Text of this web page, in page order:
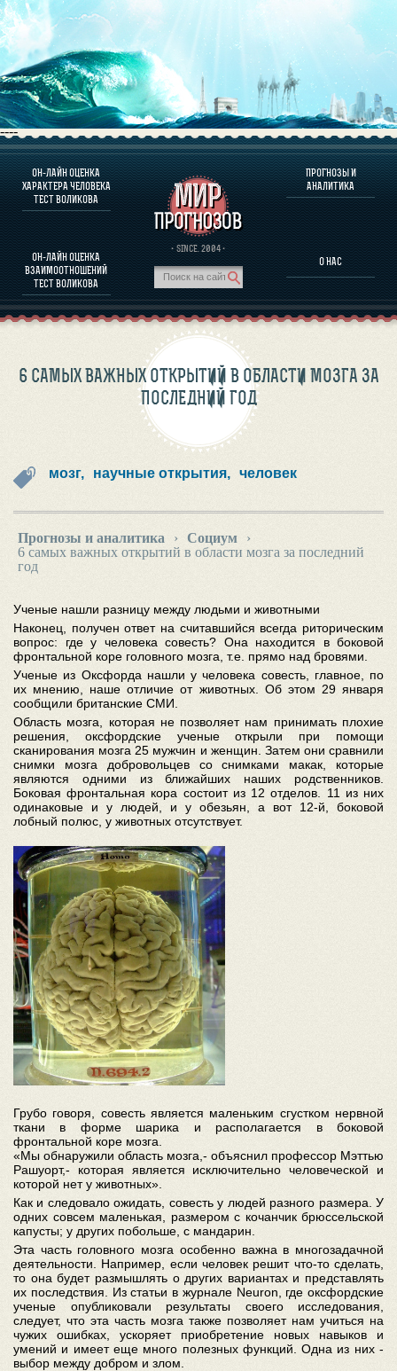
----
ОН-ЛАЙН ОЦЕНКА
ХАРАКТЕРА ЧЕЛОВЕКА
ТЕСТ ВОЛИКОВА
ОН-ЛАЙН ОЦЕНКА
ВЗАИМООТНОШЕНИЙ
ТЕСТ ВОЛИКОВА
· SINCE. 2004 ·
ПРОГНОЗЫ И
АНАЛИТИКА
О НАС
О ПРОГРАММЕ
ОЦЕНКА ХАРАКТЕРA ЧЕЛОВЕКА
ОЦЕНКА ХАРАКТЕРА ВЫДАЮЩИХСЯ ЛИЧНОСТЕЙ
О ПРОГРАММЕ
ПРОГНОЗЫ И АНАЛИТИКА
6 САМЫХ ВАЖНЫХ ОТКРЫТИЙ В ОБЛАСТИ МОЗГА ЗА
ПОСЛЕДНИЙ ГОД
мозг, научные открытия, человек
Прогнозы и аналитика › Социум
›
6 самых важных открытий в области мозга за последний
год
Ученые нашли разницу между людьми и животными
Наконец, получен ответ на считавшийся всегда риторическим
вопрос: где у человека совесть? Она находится в боковой
фронтальной коре головного мозга, т.е. прямо над бровями.
Ученые из Оксфорда нашли у человека совесть, главное, по
их мнению, наше отличие от животных. Об этом 29 января
сообщили британские СМИ.
Область мозга, которая не позволяет нам принимать плохие
решения, оксфордские ученые открыли при помощи
сканирования мозга 25 мужчин и женщин. Затем они сравнили
снимки мозга добровольцев со снимками макак, которые
являются одними из ближайших наших родственников.
Боковая фронтальная кора состоит из 12 отделов. 11 из них
одинаковые и у людей, и у обезьян, а вот 12-й, боковой
лобный полюс, у животных отсутствует.
Грубо говоря, совесть является маленьким сгустком нервной
ткани в форме шарика и располагается в боковой
фронтальной коре мозга.
«Мы обнаружили область мозга,- объяснил профессор Мэттью
Рашуорт,- которая является исключительно человеческой и
которой нет у животных».
Как и следовало ожидать, совесть у людей разного размера. У
одних совсем маленькая, размером с кочанчик брюссельской
капусты; у других побольше, с мандарин.
Эта часть головного мозга особенно важна в многозадачной
деятельности. Например, если человек решит что-то сделать,
то она будет размышлять о других вариантах и представлять
их последствия. Из статьи в журнале Neuron, где оксфордские
ученые опубликовали результаты своего исследования,
следует, что эта часть мозга также позволяет нам учиться на
чужих ошибках, ускоряет приобретение новых навыков и
умений и имеет еще много полезных функций. Одна из них -
выбор между добром и злом.